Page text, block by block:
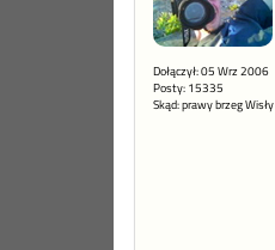
Dołączył: 05 Wrz 2006
Posty: 15335
Skąd: prawy brzeg Wisły